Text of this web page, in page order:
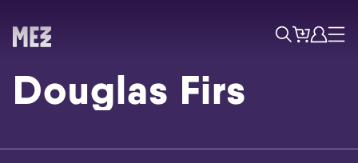
ZoekTicketsAccount
Menu
Douglas Firs